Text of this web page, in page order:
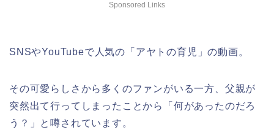
Sponsored Links
SNSやYouTubeで人気の「アヤトの育児」の動画。
その可愛らしさから多くのファンがいる一方、父親が
突然出て行ってしまったことから「何があったのだろ
う？」と噂されています。